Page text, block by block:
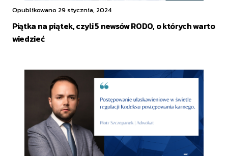
Opublikowano 29 stycznia, 2024
Piątka na piątek, czyli 5 newsów RODO, o których warto
wiedzieć